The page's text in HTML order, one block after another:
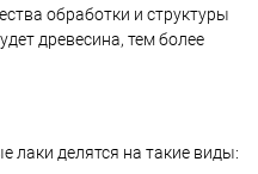
обработки и структуры
древесина, тем более
лаки делятся на такие виды: